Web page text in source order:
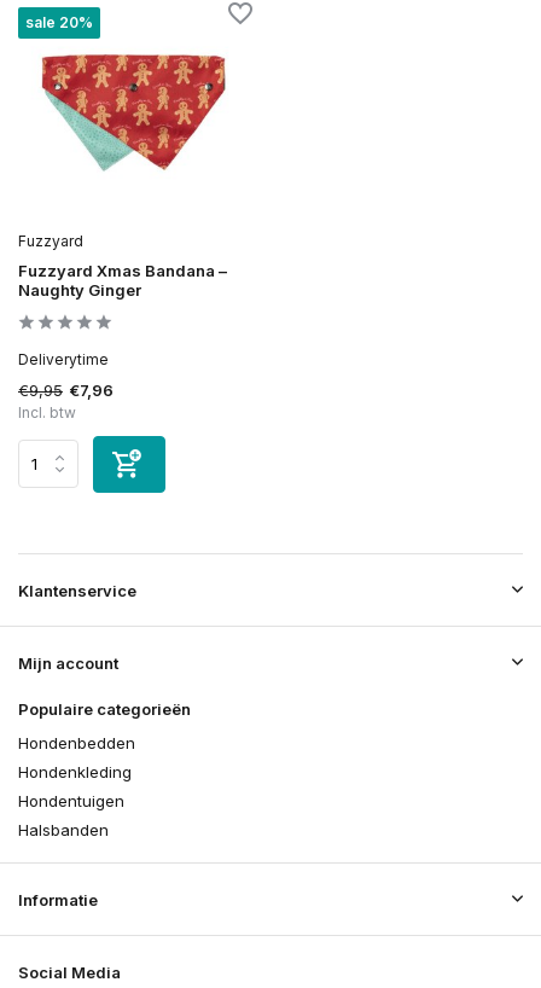
sale 20%
Fuzzyard
Fuzzyard Xmas Bandana –
Naughty Ginger
Deliverytime
€9,95 €7,96
Incl. btw
Klantenservice
Mijn account
Populaire categorieën
Hondenbedden
Hondenkleding
Hondentuigen
Halsbanden
Informatie
Social Media